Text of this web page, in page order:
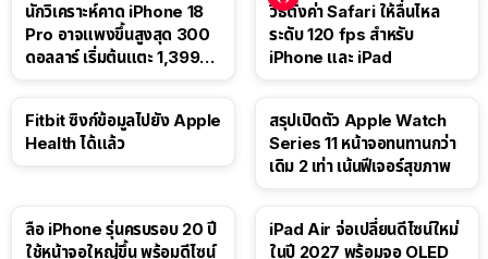
นักวิเคราะห์คาด iPhone 18
Pro อาจแพงขึ้นสูงสุด 300
ดอลลาร์ เริ่มต้นแตะ 1,399
วิธีตั้งค่า Safari ให้ลื่นไหล
ระดับ 120 fps สำหรับ
iPhone และ iPad
Fitbit ซิงก์ข้อมูลไปยัง Apple
Health ได้แล้ว
สรุปเปิดตัว Apple Watch
Series 11 หน้าจอทนทานกว่า
เดิม 2 เท่า เน้นฟีเจอร์สุขภาพ
ลือ iPhone รุ่นครบรอบ 20 ปี
ใช้หน้าจอใหญ่ขึ้น พร้อมดีไซน์
iPad Air จ่อเปลี่ยนดีไซน์ใหม่
ในปี 2027 พร้อมจอ OLED